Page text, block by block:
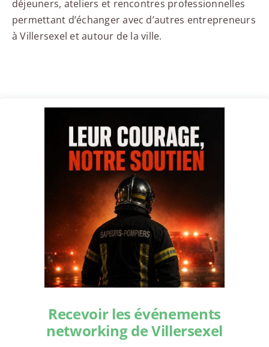
déjeuners, ateliers et rencontres professionnelles
permettant d’échanger avec d’autres entrepreneurs
à Villersexel et autour de la ville.
Recevoir les événements
networking de Villersexel